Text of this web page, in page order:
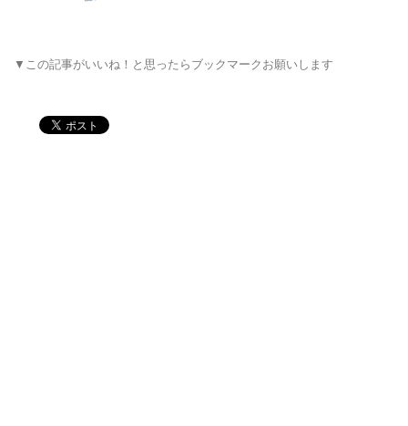
▼この記事がいいね！と思ったらブックマークお願いします